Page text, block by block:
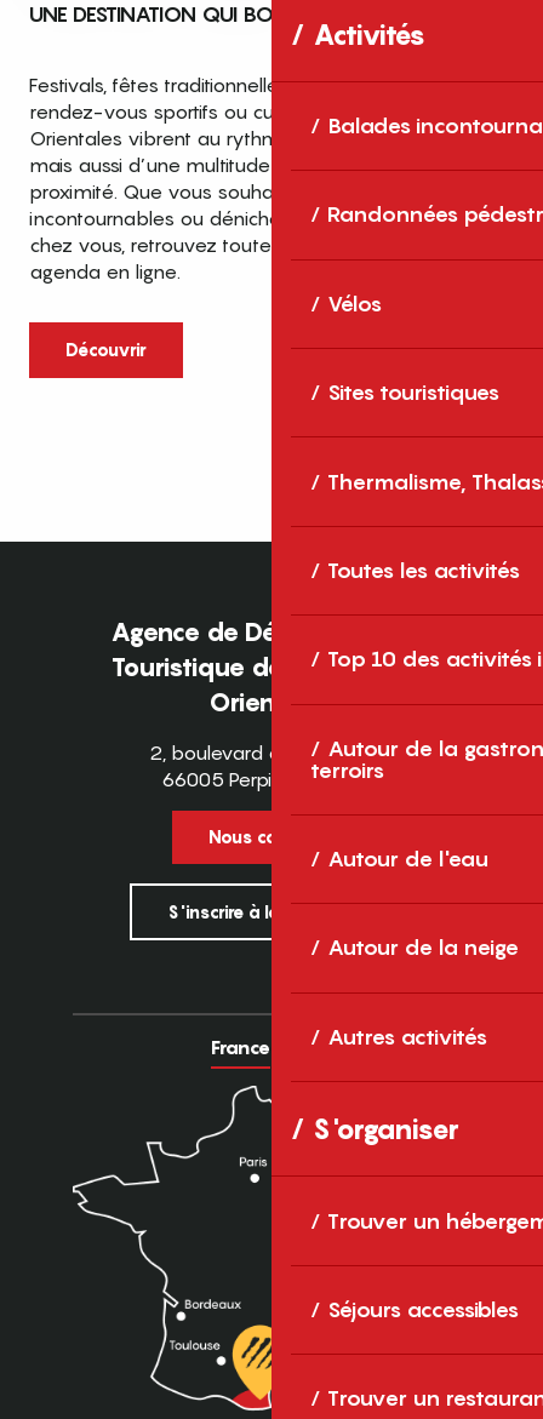
Activités
Balades
Randonnées
Vélos
Sites touristiques
Thermalisme,
Toutes les activités
Top 10 des activités
Autour de la
terroirs
Autour de l'eau
Autour de la neige
Autres activités
S'organiser
Trouver un
Séjours accessibles
Trouver un
UNE DESTINATION QUI BOUGE TOUTE L’ANNÉE
Festivals, fêtes traditionnelles, concerts, expositions,
rendez-vous sportifs ou culturels… les Pyrénées-
Orientales vibrent au rythme de grands temps forts
mais aussi d’une multitude d’événements de
proximité. Que vous souhaitiez vivre les
incontournables ou dénicher des sorties près de
chez vous, retrouvez toutes les infos dans notre
agenda en ligne.
Découvrir
Top des événements et sorties
en famille
cet été dans les Pyrénées-Orientales
Entre mer Méditerranée, villages de
caractère et grands espaces naturels, les
Pyrénées-Orientales sont une destination
idéale pour partager des moments en
famille tout au long...
Agence de Développement
Touristique des Pyrénées-
Orientales
2, boulevard des Pyrénées
66005 Perpignan Cedex
Nous contacter
S'inscrire à la newsletter
France Europe